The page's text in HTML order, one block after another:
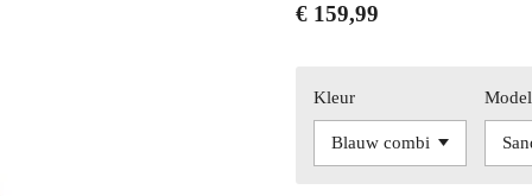
€ 159,99
Kleur Model